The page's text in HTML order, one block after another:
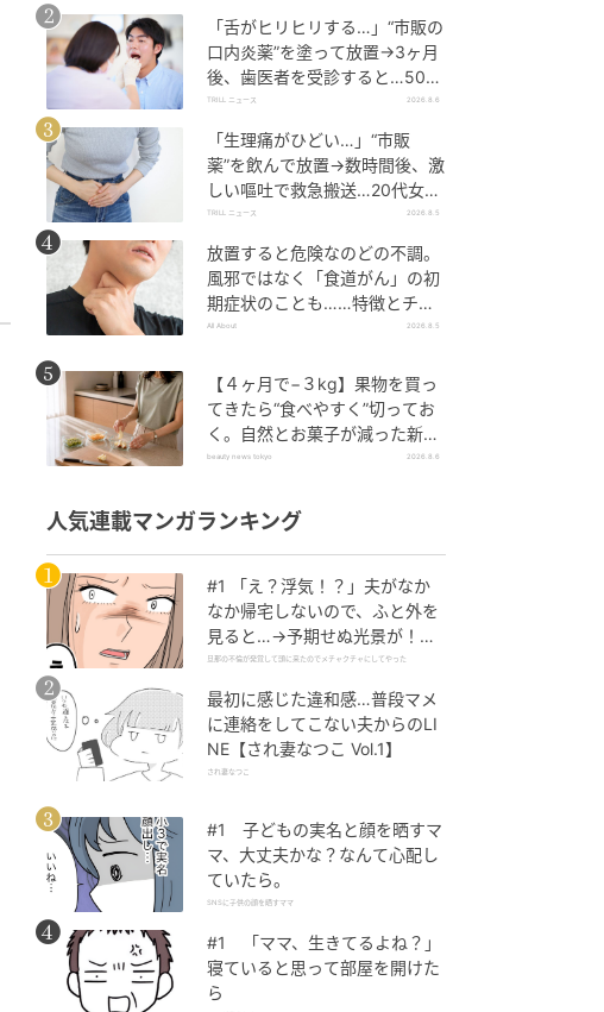
「舌がヒリヒリする…」“市販の
口内炎薬”を塗って放置→3ヶ月
後、歯医者を受診すると…50代
男性に告げられた“恐ろしい診
TRILL ニュース 2026.8.6
「生理痛がひどい…」“市販
薬”を飲んで放置→数時間後、激
しい嘔吐で救急搬送…20代女性
を待ち受けていた“恐ろしい病
TRILL ニュース 2026.8.5
放置すると危険なのどの不調。
風邪ではなく「食道がん」の初
期症状のことも……特徴とチェ
ックポイント
All About 2026.8.5
【４ヶ月で−３kg】果物を買っ
てきたら“食べやすく”切ってお
く。自然とお菓子が減った新習
慣
beauty news tokyo 2026.8.6
人気連載マンガランキング
#1 「え？浮気！？」夫がなか
なか帰宅しないので、ふと外を
見ると…→予期せぬ光景が！｜
旦那の不倫が発覚して頭に来た
旦那の不倫が発覚して頭に来たのでメチャクチャにしてやった
最初に感じた違和感…普段マメ
に連絡をしてこない夫からのLI
NE【され妻なつこ Vol.1】
され妻なつこ
#1 子どもの実名と顔を晒すマ
マ、大丈夫かな？なんて心配し
ていたら。
SNSに子供の顔を晒すママ
#1 「ママ、生きてるよね？」
寝ていると思って部屋を開けた
ら